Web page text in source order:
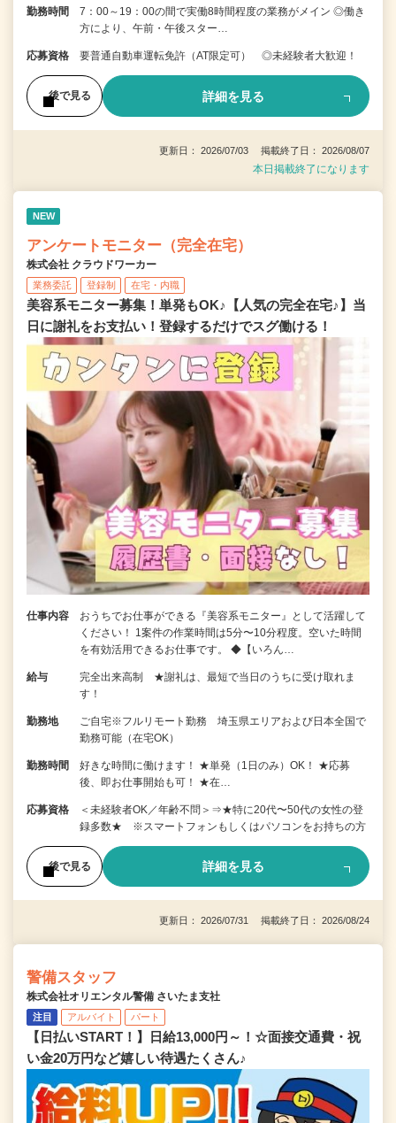
勤務時間
7：00～19：00の間で実働8時間程度の業務がメイン ◎働き
方により、午前・午後スター…
応募資格 要普通自動車運転免許（AT限定可） ◎未経験者大歓迎！
後で見る 詳細を見る
更新日： 2026/07/03 掲載終了日： 2026/08/07
本日掲載終了になります
NEW
アンケートモニター（完全在宅）
株式会社 クラウドワーカー
業務委託 登録制 在宅・内職
美容系モニター募集！単発もOK♪【人気の完全在宅♪】当
日に謝礼をお支払い！登録するだけでスグ働ける！
仕事内容
おうちでお仕事ができる『美容系モニター』として活躍して
ください！ 1案件の作業時間は5分〜10分程度。空いた時間
を有効活用できるお仕事です。 ◆【いろん…
給与
完全出来高制 ★謝礼は、最短で当日のうちに受け取れま
す！
勤務地
ご自宅※フルリモート勤務 埼玉県エリアおよび日本全国で
勤務可能（在宅OK）
勤務時間
好きな時間に働けます！ ★単発（1日のみ）OK！ ★応募
後、即お仕事開始も可！ ★在…
応募資格
＜未経験者OK／年齢不問＞⇒★特に20代〜50代の女性の登
録多数★ ※スマートフォンもしくはパソコンをお持ちの方
後で見る 詳細を見る
更新日： 2026/07/31 掲載終了日： 2026/08/24
警備スタッフ
株式会社オリエンタル警備 さいたま支社
注目 アルバイト パート
【日払いSTART！】日給13,000円～！☆面接交通費・祝
い金20万円など嬉しい待遇たくさん♪